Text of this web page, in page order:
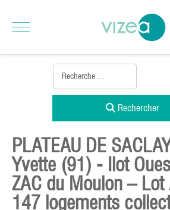
Rechercher
PLATEAU DE
Yvette (91) - Ilot
ZAC du Moulon –
147 logements